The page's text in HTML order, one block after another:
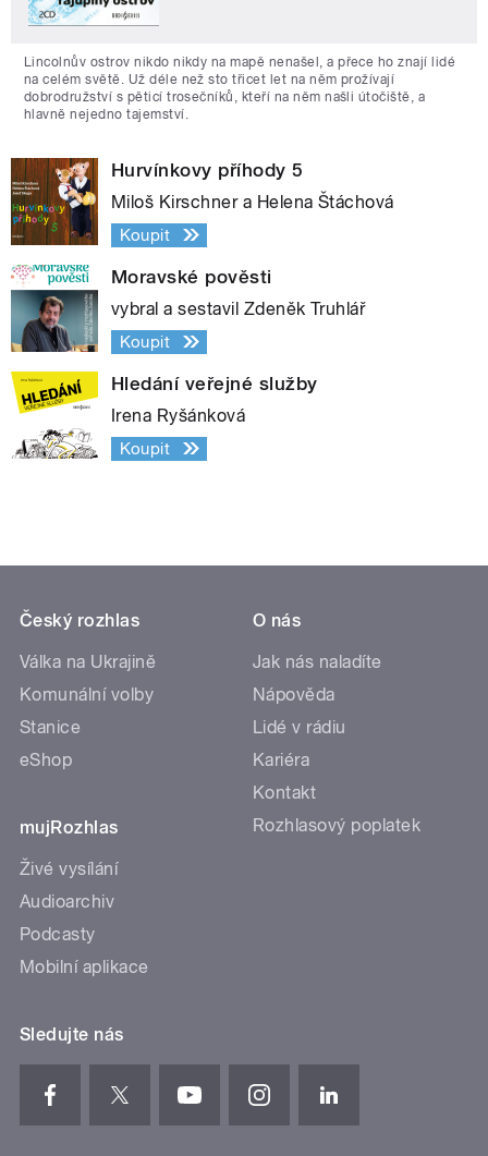
Lincolnův ostrov nikdo nikdy na mapě nenašel, a přece ho znají lidé
na celém světě. Už déle než sto třicet let na něm prožívají
dobrodružství s pěticí trosečníků, kteří na něm našli útočiště, a
hlavně nejedno tajemství.
Hurvínkovy příhody 5
Miloš Kirschner a Helena Štáchová
Koupit
Moravské pověsti
vybral a sestavil Zdeněk Truhlář
Koupit
Hledání veřejné služby
Irena Ryšánková
Koupit
Český rozhlas
Válka na Ukrajině
Komunální volby
Stanice
eShop
mujRozhlas
Živé vysílání
Audioarchiv
Podcasty
Mobilní aplikace
O nás
Jak nás naladíte
Nápověda
Lidé v rádiu
Kariéra
Kontakt
Rozhlasový poplatek
Sledujte nás